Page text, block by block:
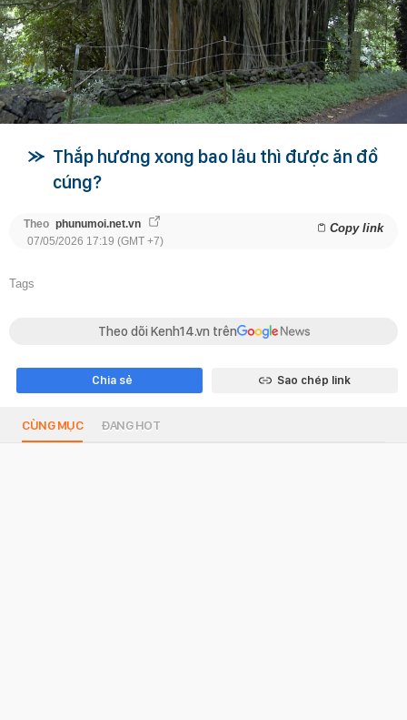
Thắp hương xong bao lâu thì được ăn đồ
cúng?
Theo phunumoi.net.vn Copy link
07/05/2026 17:19 (GMT +7)
Tags
Theo dõi Kenh14.vn trên
Chia sẻ Sao chép link
CÙNG MỤC ĐANG HOT